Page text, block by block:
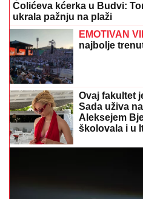
Čolićeva kćerka u Budvi:
ukrala pažnju na plaži
EMOTIVAN
najbolje
Ovaj fakultet
Sada uživa
Aleksejem
školovala i u